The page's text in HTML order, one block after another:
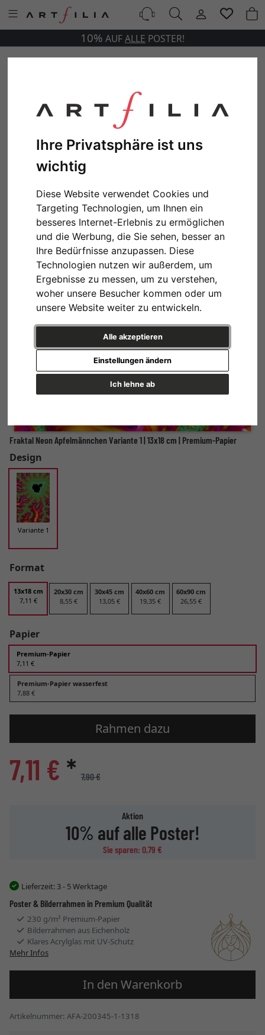
Ihre Privatsphäre ist uns
wichtig
Diese Website verwendet Cookies und
Targeting Technologien, um Ihnen ein
besseres Internet-Erlebnis zu ermöglichen
und die Werbung, die Sie sehen, besser an
Ihre Bedürfnisse anzupassen. Diese
Technologien nutzen wir außerdem, um
Ergebnisse zu messen, um zu verstehen,
woher unsere Besucher kommen oder um
unsere Website weiter zu entwickeln.
Alle akzeptieren
Ich lehne ab
Einstellungen ändern
10% AUFALLE POSTER!
Fraktal Neon Apfelmännchen Variante 1 | 13x18 cm | Premium-Papier
Design
Variante 1
Format
13x18 cm
7,11 €
20x30 cm
8,55 €
30x45 cm
13,05 €
40x60 cm
19,35 €
60x90 cm
26,55 €
Papier
Premium-Papier
7,11 €
Premium-Papier wasserfest
7,88 €
Rahmen dazu
7,11 € * 7,90 €
Aktion
10% auf alle Poster!
Sie sparen: 0,79 €
Lieferzeit: 3 - 5 Werktage
Poster & Bilderrahmen in Premium Qualität
230 g/m² Premium-Papier
Bilderrahmen aus Eichenholz
Klares Acrylglas mit UV-Schutz
Mehr Infos
In den Warenkorb
Artikelnummer: AFA-200345-1-1318